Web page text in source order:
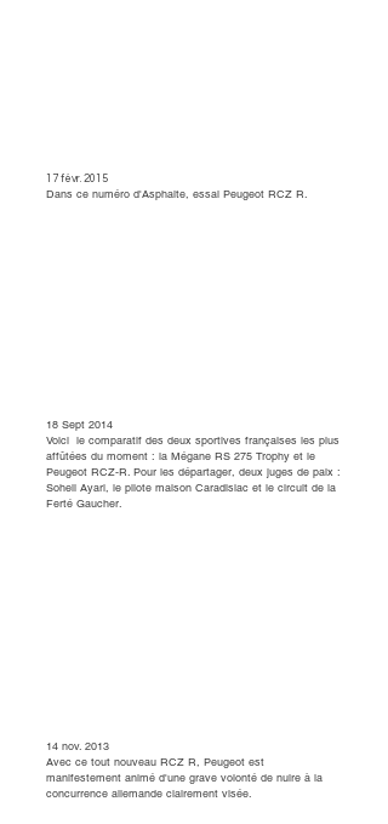
17 févr. 2015​
Dans ce numéro d'Asphalte, essai Peugeot RCZ R.
18 Sept 2014
Voici le comparatif des deux sportives françaises les plus
affûtées du moment : la Mégane RS 275 Trophy et le
Peugeot RCZ-R. Pour les départager, deux juges de paix :
Soheil Ayari, le pilote maison Caradisiac et le circuit de la
Ferté Gaucher.
14 nov. 2013
Avec ce tout nouveau RCZ R, Peugeot est
manifestement animé d'une grave volonté de nuire à la
concurrence allemande clairement visée.